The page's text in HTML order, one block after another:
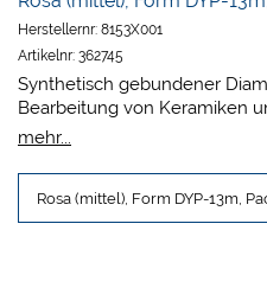
Herstellernr: 8153X001
Artikelnr: 362745
Synthetisch gebundener
Bearbeitung von Keramiken
Silikatkeramiken und für
Stege und die offenporige
Wärmeentwicklung. Ohne
Weicher angenehmer Schliff.
Synthetische Bindung.
mehr...